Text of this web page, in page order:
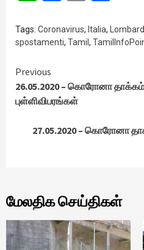
Tags: Coronavirus, Italia,
spostamenti, Tamil ,
Continue
Reading
Previous
26.05.2020 – கொரோனா
புள்ளிவிபரங்கள்
27.05.2020 – கொரோனா
மேலதிக செய்திகள்